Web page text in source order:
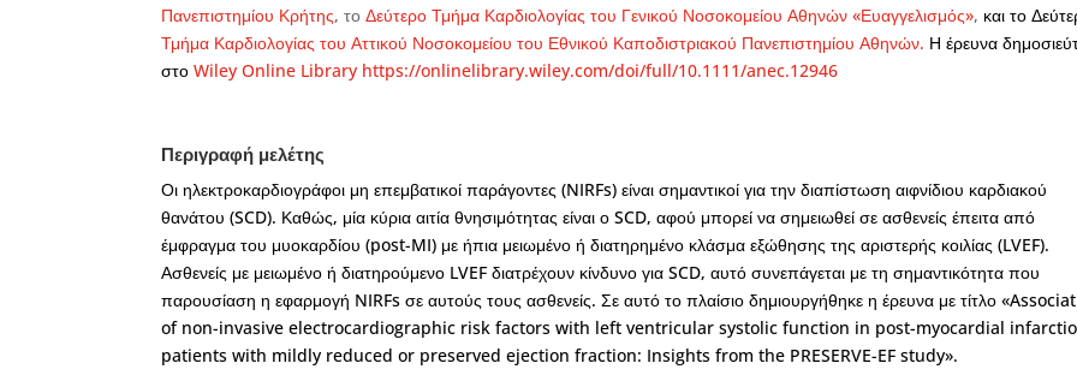
Πανεπιστημίου Κρήτης, τοΔεύτερο Τμήμα Καρδιολογίας του Γενικού Νοσοκομείου Αθηνών «Ευαγγελισμός», και το
Τμήμα Καρδιολογίας του Αττικού Νοσοκομείου του Εθνικού Καποδιστριακού Πανεπιστημίου Αθηνών. Η έρευνα
στο Wiley Online Library https://onlinelibrary.wiley.com/doi/full/10.1111/anec.12946
Περιγραφή μελέτης
Οι ηλεκτροκαρδιογράφοι μη επεμβατικοί παράγοντες (NIRFs) είναι σημαντικοί για την διαπίστωση αιφνίδιου καρδιακού
θανάτου (SCD). Καθώς, μία κύρια αιτία θνησιμότητας είναι ο SCD, αφού μπορεί να σημειωθεί σε ασθενείς έπειτα από
έμφραγμα του μυοκαρδίου (post-MI) με ήπια μειωμένο ή διατηρημένο κλάσμα εξώθησης της αριστερής κοιλίας (LVEF).
Ασθενείς με μειωμένο ή διατηρούμενο LVEF διατρέχουν κίνδυνο για SCD, αυτό συνεπάγεται με τη σημαντικότητα που
παρουσίαση η εφαρμογή NIRFs σε αυτούς τους ασθενείς. Σε αυτό το πλαίσιο δημιουργήθηκε η έρευνα με τίτλο
of non-invasive electrocardiographic risk factors with left ventricular systolic function in post-myocardial
patients with mildly reduced or preserved ejection fraction: Insights from the PRESERVE-EF study».